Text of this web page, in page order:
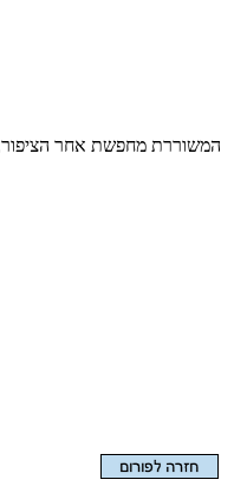
המשוררת מחפשת אחר הציפור,